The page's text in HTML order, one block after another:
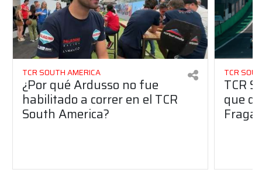
TCR SOUTH AMERICA
¿Por qué Ardusso no fue
habilitado a correr en el TCR
South America?
TCR
TCR
que
Fraga